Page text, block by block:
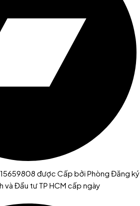
được Cấp bởi Phòng Đăng ký
và Đầu tư TP HCM cấp ngày